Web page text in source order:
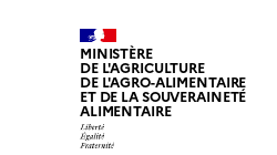
MINISTÈRE
DE L'AGRICULTURE
DE L'AGRO-ALIMENTAIRE
ET DE LA SOUVERAINETÉ
ALIMENTAIRE